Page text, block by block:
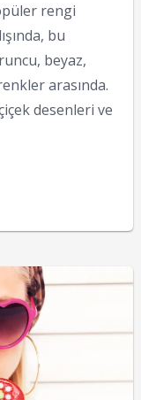
rengi
bu
beyaz,
arasında.
desenleri ve